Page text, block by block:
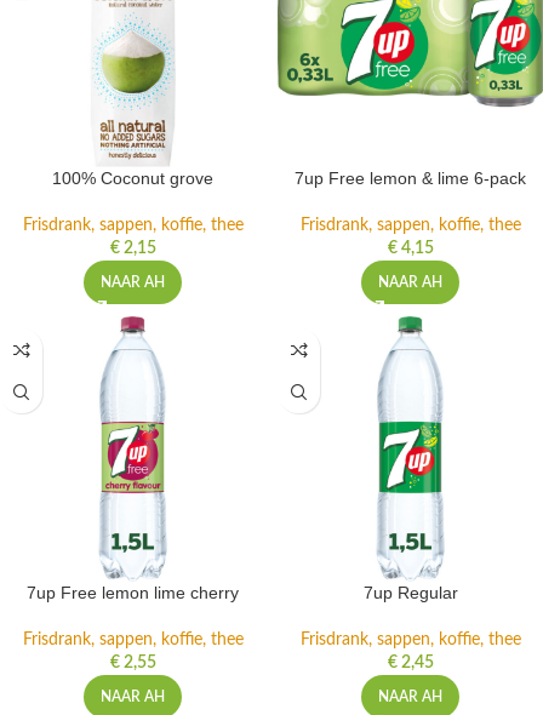
100% Coconut grove
Frisdrank, sappen, koffie, thee
€2,15
NAAR AH
7up Free lemon & lime 6-pack
Frisdrank, sappen, koffie, thee
€4,15
NAAR AH
7up Free lemon lime cherry
Frisdrank, sappen, koffie, thee
€2,55
NAAR AH
7up Regular
Frisdrank, sappen, koffie, thee
€2,45
NAAR AH